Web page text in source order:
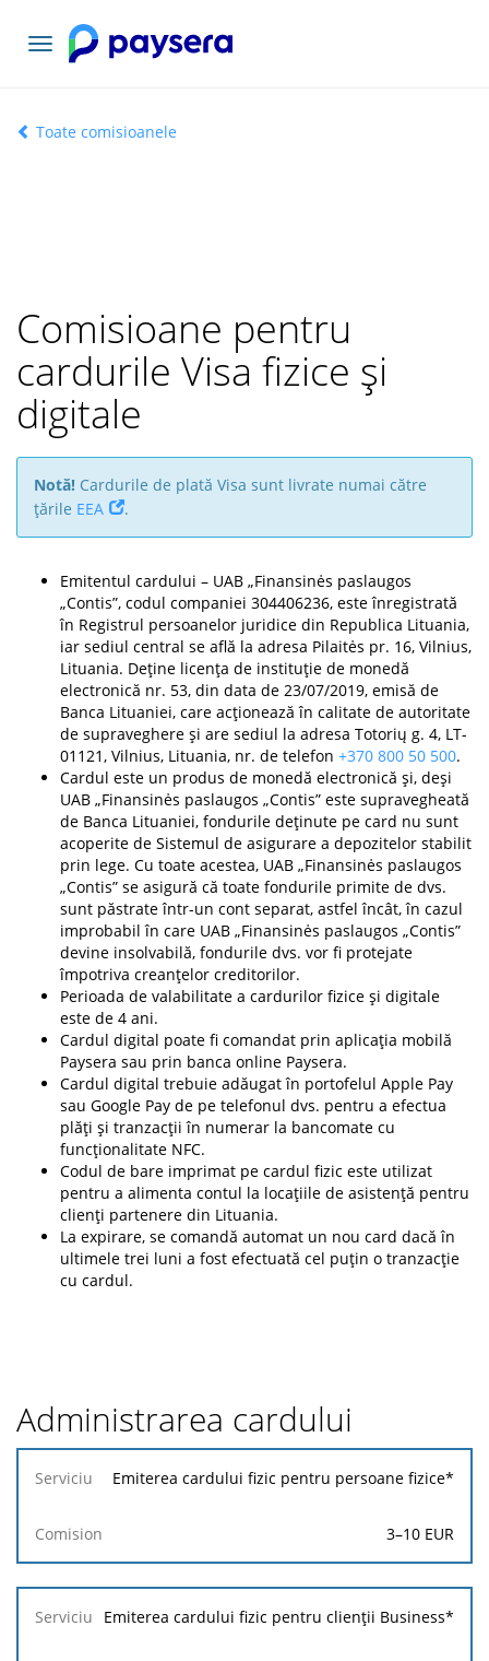
Comutați
navigarea
Toate comisioanele
Comisioane pentru
cardurile Visa fizice și
digitale
Notă! Cardurile de plată Visa sunt livrate numai către
țările EEA .
Emitentul cardului – UAB „Finansinės paslaugos
„Contis”, codul companiei 304406236, este înregistrată
în Registrul persoanelor juridice din Republica Lituania,
iar sediul central se află la adresa Pilaitės pr. 16, Vilnius,
Lituania. Deține licența de instituție de monedă
electronică nr. 53, din data de 23/07/2019, emisă de
Banca Lituaniei, care acționează în calitate de autoritate
de supraveghere și are sediul la adresa Totorių g. 4, LT-
01121, Vilnius, Lituania, nr. de telefon +370 800 50 500.
Cardul este un produs de monedă electronică și, deși
UAB „Finansinės paslaugos „Contis” este supravegheată
de Banca Lituaniei, fondurile deținute pe card nu sunt
acoperite de Sistemul de asigurare a depozitelor stabilit
prin lege. Cu toate acestea, UAB „Finansinės paslaugos
„Contis” se asigură că toate fondurile primite de dvs.
sunt păstrate într-un cont separat, astfel încât, în cazul
improbabil în care UAB „Finansinės paslaugos „Contis”
devine insolvabilă, fondurile dvs. vor fi protejate
împotriva creanțelor creditorilor.
Perioada de valabilitate a cardurilor fizice și digitale
este de 4 ani.
Cardul digital poate fi comandat prin aplicația mobilă
Paysera sau prin banca online Paysera.
Cardul digital trebuie adăugat în portofelul Apple Pay
sau Google Pay de pe telefonul dvs. pentru a efectua
plăți și tranzacții în numerar la bancomate cu
funcționalitate NFC.
Codul de bare imprimat pe cardul fizic este utilizat
pentru a alimenta contul la locațiile de asistență pentru
clienți partenere din Lituania.
La expirare, se comandă automat un nou card dacă în
ultimele trei luni a fost efectuată cel puțin o tranzacție
cu cardul.
Administrarea cardului
Serviciu
Comision
Emiterea cardului fizic pentru persoane fizice*
3–10 EUR
Emiterea cardului fizic pentru clienții Business*